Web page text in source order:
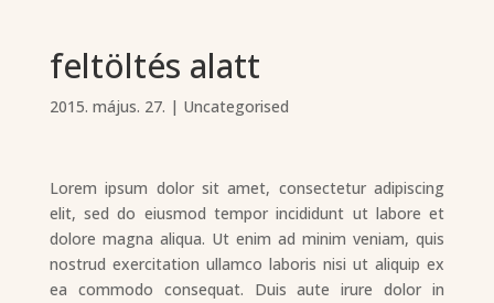
feltöltés alatt
2015. május. 27. | Uncategorised
Lorem ipsum dolor sit amet, consectetur adipiscing
elit, sed do eiusmod tempor incididunt ut labore et
dolore magna aliqua. Ut enim ad minim veniam, quis
nostrud exercitation ullamco laboris nisi ut aliquip ex
ea commodo consequat. Duis aute irure dolor in